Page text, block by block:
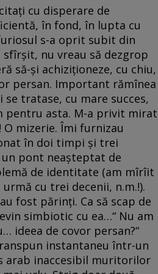
cu disperare de
în fond, în lupta cu
s-a oprit subit din
nu vreau să dezgrop
să-și achiziționeze, cu chiu,
persan. Important rămînea
tratase, cu mare succes,
pentru asta. M-a privit
mizerie. Îmi furnizau
în doi timpi și trei
un pont neașteptat de
de identitate (am mîrîit
cu trei decenii, n.m.!).
fost părinți. Ca să scap de
simbiotic cu ea…“ Nu am
ideea de covor persan?“
instantaneu într-un
arab inaccesibil muritorilor